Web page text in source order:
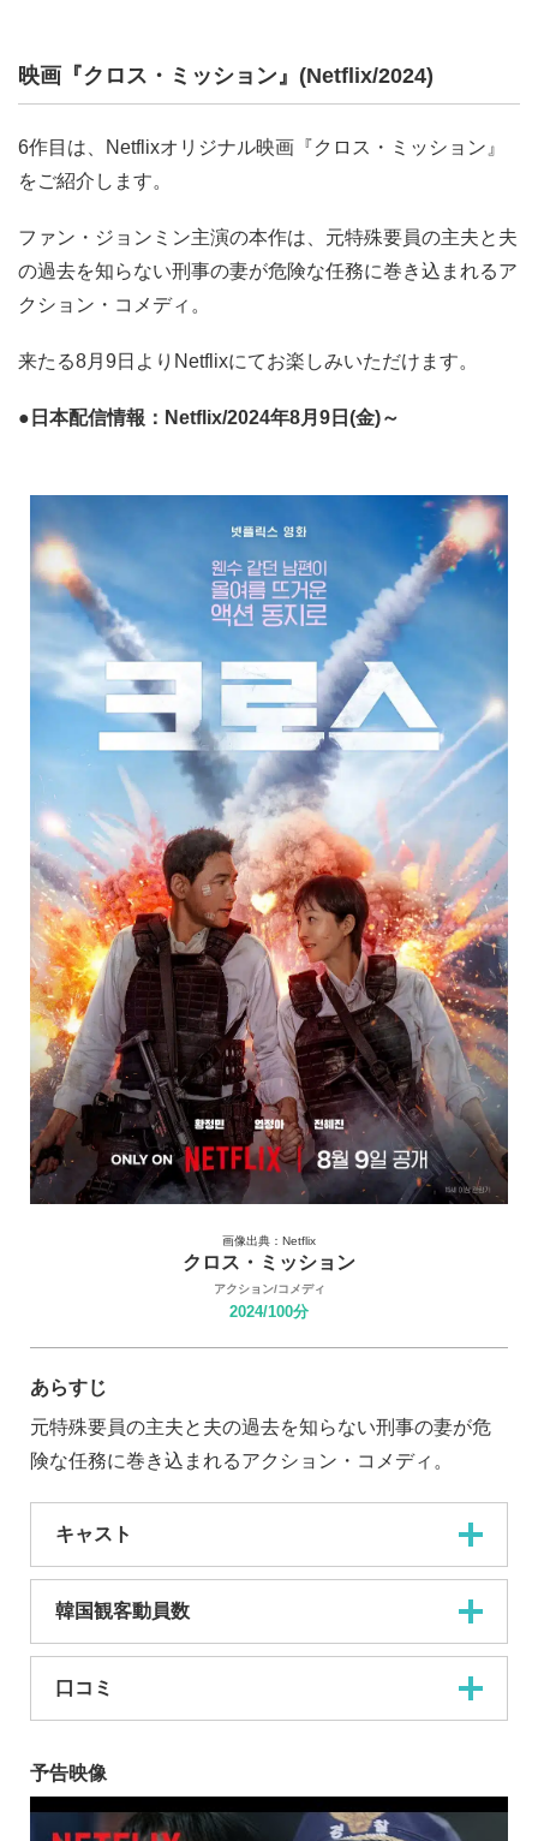
映画『クロス・ミッション』(Netflix/2024)
6作目は、Netflixオリジナル映画『クロス・ミッション』
をご紹介します。
ファン・ジョンミン主演の本作は、元特殊要員の主夫と夫
の過去を知らない刑事の妻が危険な任務に巻き込まれるア
クション・コメディ。
来たる8月9日よりNetflixにてお楽しみいただけます。
●日本配信情報：Netflix/2024年8月9日(金)～
画像出典：Netflix
クロス・ミッション
アクション/コメディ
2024/100分
あらすじ
元特殊要員の主夫と夫の過去を知らない刑事の妻が危
険な任務に巻き込まれるアクション・コメディ。
キャスト
韓国観客動員数
口コミ
予告映像